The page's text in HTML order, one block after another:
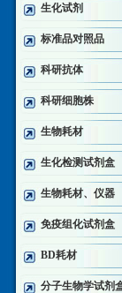
生化试剂
标准品对照品
科研抗体
科研细胞株
生物耗材
生化检测试剂盒
生物耗材、仪器
免疫组化试剂盒
BD耗材
分子生物学试剂